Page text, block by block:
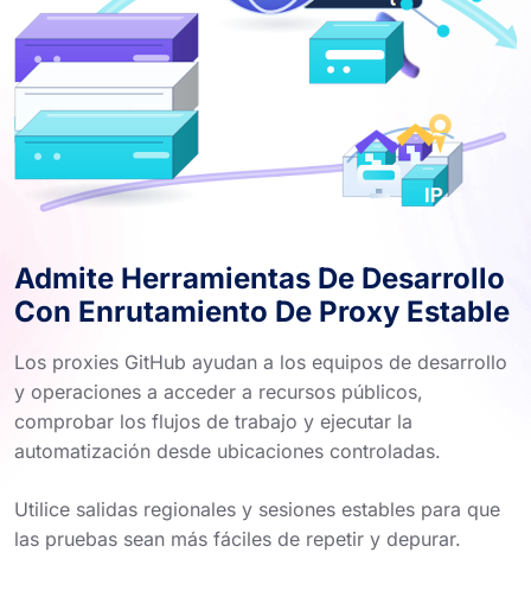
Admite Herramientas De Desarrollo
Con Enrutamiento De Proxy Estable
Los proxies GitHub ayudan a los equipos de desarrollo
y operaciones a acceder a recursos públicos,
comprobar los flujos de trabajo y ejecutar la
automatización desde ubicaciones controladas.
Utilice salidas regionales y sesiones estables para que
las pruebas sean más fáciles de repetir y depurar.